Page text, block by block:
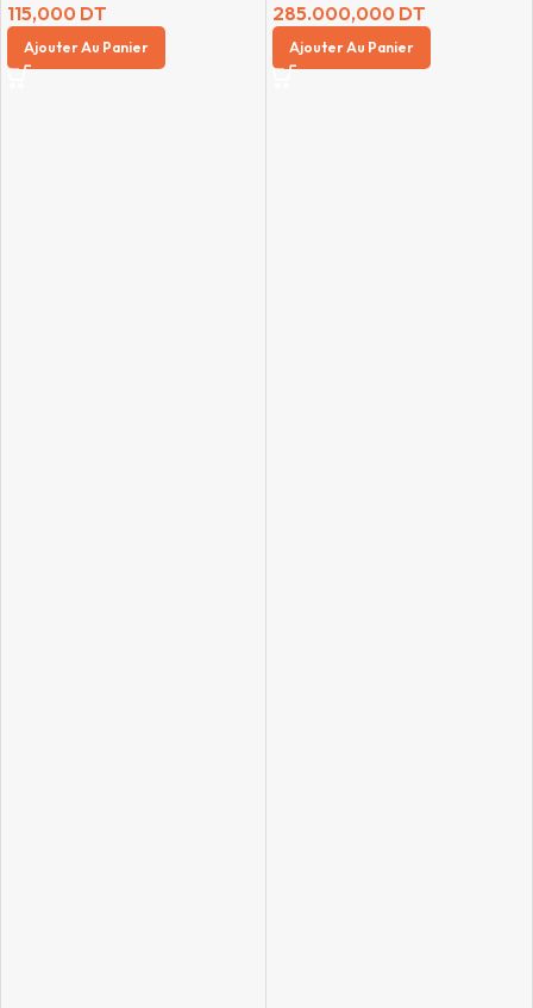
115,000 DT
Ajouter Au Panier
285.000,000 DT
Ajouter Au Panier